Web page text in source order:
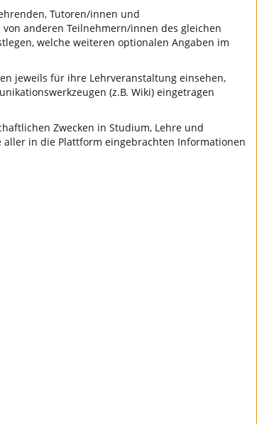
Tutoren/innen und
anderen Teilnehmern/innen des gleichen
welche weiteren optionalen Angaben im
jeweils für ihre Lehrveranstaltung einsehen,
(z.B. Wiki) eingetragen
Zwecken in Studium, Lehre und
aller in die Plattform eingebrachten Informationen